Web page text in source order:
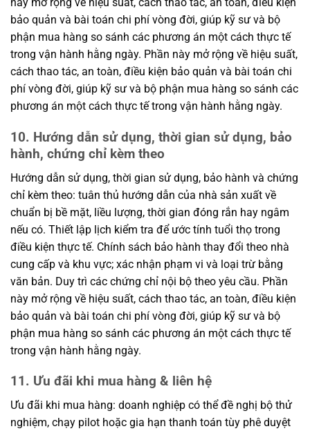
bảo quản và bài toán chi phí vòng đời, giúp kỹ sư và bộ
phận mua hàng so sánh các phương án một cách thực tế
trong vận hành hằng ngày. Phần này mở rộng về hiệu suất,
cách thao tác, an toàn, điều kiện bảo quản và bài toán chi
phí vòng đời, giúp kỹ sư và bộ phận mua hàng so sánh các
phương án một cách thực tế trong vận hành hằng ngày.
10. Hướng dẫn sử dụng, thời gian sử dụng, bảo
hành, chứng chỉ kèm theo
Hướng dẫn sử dụng, thời gian sử dụng, bảo hành và chứng
chỉ kèm theo: tuân thủ hướng dẫn của nhà sản xuất về
chuẩn bị bề mặt, liều lượng, thời gian đóng rắn hay ngâm
nếu có. Thiết lập lịch kiểm tra để ước tính tuổi thọ trong
điều kiện thực tế. Chính sách bảo hành thay đổi theo nhà
cung cấp và khu vực; xác nhận phạm vi và loại trừ bằng
văn bản. Duy trì các chứng chỉ nội bộ theo yêu cầu. Phần
này mở rộng về hiệu suất, cách thao tác, an toàn, điều kiện
bảo quản và bài toán chi phí vòng đời, giúp kỹ sư và bộ
phận mua hàng so sánh các phương án một cách thực tế
trong vận hành hằng ngày.
11. Ưu đãi khi mua hàng & liên hệ
Ưu đãi khi mua hàng: doanh nghiệp có thể đề nghị bộ thử
nghiệm, chạy pilot hoặc gia hạn thanh toán tùy phê duyệt